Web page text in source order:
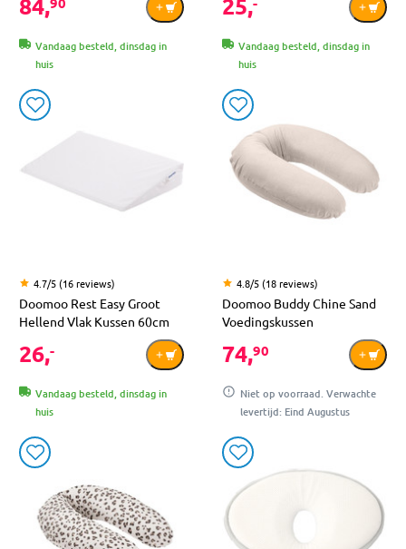
Vandaag besteld, dinsdag in
huis
Vandaag besteld, dinsdag in
huis
4.7/5 (16 reviews)
Doomoo Rest Easy Groot
Hellend Vlak Kussen 60cm
26,-
Vandaag besteld, dinsdag in
huis
4.8/5 (18 reviews)
Doomoo Buddy Chine Sand
Voedingskussen
74,90
Niet op voorraad. Verwachte
levertijd: Eind Augustus